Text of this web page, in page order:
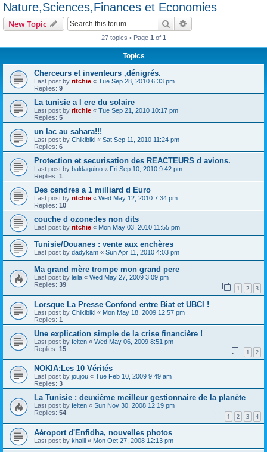
Nature,Sciences,Finances et Economies
New Topic Search
27 topics • Page 1 of 1
Topics
Cherceurs et inventeurs ,dénigrés.
Last post by ritchie « Tue Sep 28, 2010 6:33 pm
Replies: 9
La tunisie a l ere du solaire
Last post by ritchie « Tue Sep 21, 2010 10:17 pm
Replies: 5
un lac au sahara!!!
Last post by Chikibiki « Sat Sep 11, 2010 11:24 pm
Replies: 6
Protection et securisation des REACTEURS d avions.
Last post by baldaquino « Fri Sep 10, 2010 9:42 pm
Replies: 1
Des cendres a 1 milliard d Euro
Last post by ritchie « Wed May 12, 2010 7:34 pm
Replies: 10
couche d ozone:les non dits
Last post by ritchie « Mon May 03, 2010 11:55 pm
Tunisie/Douanes : vente aux enchères
Last post by dadykam « Sun Apr 11, 2010 4:03 pm
Ma grand mère trompe mon grand pere
Last post by leila « Wed May 27, 2009 3:09 pm
Replies: 39 1 2 3
Lorsque La Presse Confond entre Biat et UBCI !
Last post by Chikibiki « Mon May 18, 2009 12:57 pm
Replies: 1
Une explication simple de la crise financière !
Last post by felten « Wed May 06, 2009 8:51 pm
Replies: 15 1 2
NOKIA:Les 10 Vérités
Last post by joujou « Tue Feb 10, 2009 9:49 am
Replies: 3
La Tunisie : deuxième meilleur gestionnaire de la planète
Last post by felten « Sun Nov 30, 2008 12:19 pm
Replies: 54 1 2 3 4
Aéroport d'Enfidha, nouvelles photos
Last post by khalil « Mon Oct 27, 2008 12:13 pm